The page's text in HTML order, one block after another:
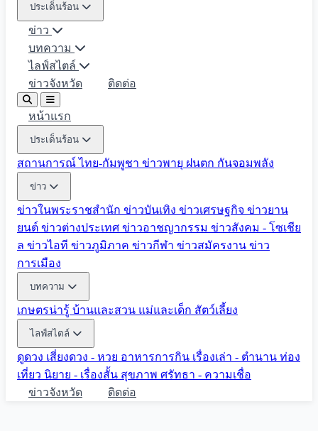
ประเด็นร้อน
ข่าว
บทความ
ไลฟ์สไตล์
ข่าวจังหวัด
ติดต่อ
หน้าแรก
ประเด็นร้อน
สถานการณ์ ไทย-กัมพูชา ข่าวพายุ ฝนตก กันจอมพลัง
ข่าว
ข่าวในพระราชสำนัก ข่าวบันเทิง ข่าวเศรษฐกิจ ข่าวยาน
ยนต์ ข่าวต่างประเทศ ข่าวอาชญากรรม ข่าวสังคม - โซเชีย
ล ข่าวไอที ข่าวภูมิภาค ข่าวกีฬา ข่าวสมัครงาน ข่าว
การเมือง
บทความ
เกษตรน่ารู้ บ้านและสวน แม่และเด็ก สัตว์เลี้ยง
ไลฟ์สไตล์
ดูดวง เสี่ยงดวง - หวย อาหารการกิน เรื่องเล่า - ตำนาน ท่อง
เที่ยว นิยาย - เรื่องสั้น สุขภาพ ศรัทธา - ความเชื่อ
ข่าวจังหวัด
ติดต่อ